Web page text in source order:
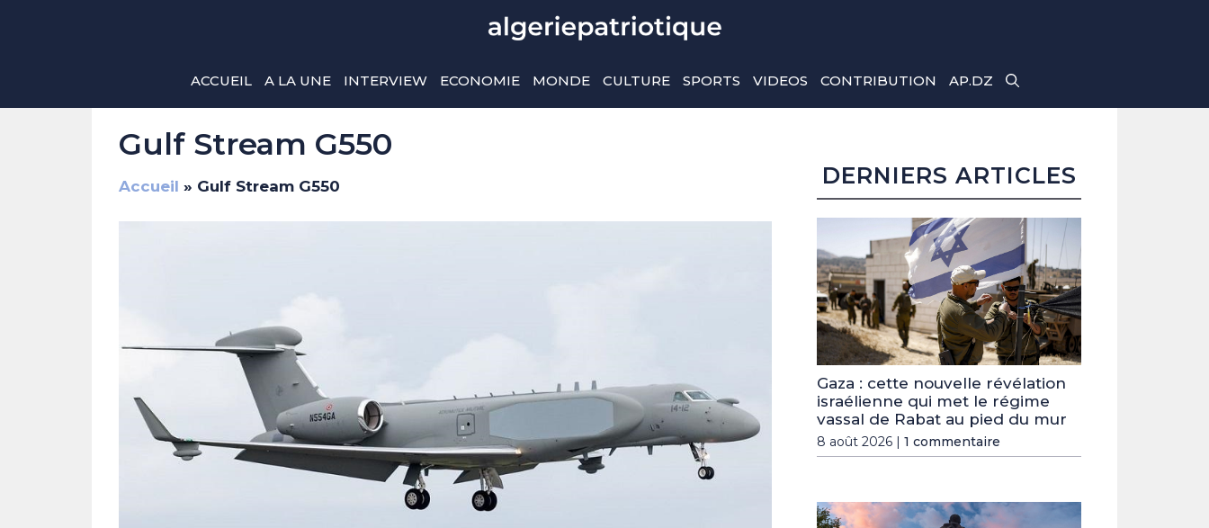
ACCUEIL A LA UNE INTERVIEW ECONOMIE MONDE CULTURE SPORTS VIDEOS CONTRIBUTION AP.DZ
Gulf Stream G550
Accueil » Gulf Stream G550 DERNIERS ARTICLES
Gaza : cette nouvelle révélation
israélienne qui met le régime
vassal de Rabat au pied du mur
8 août 2026 | 1 commentaire